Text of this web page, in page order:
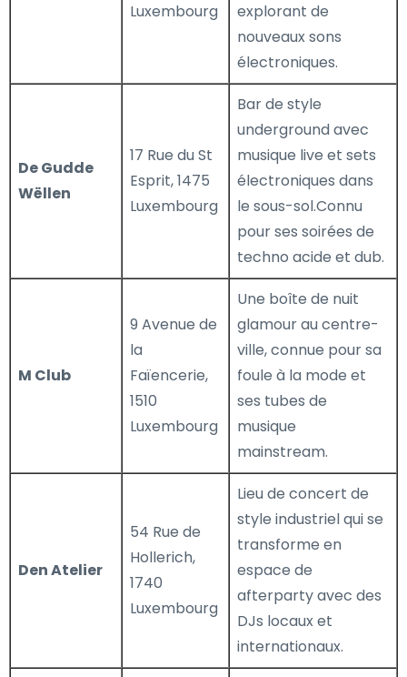
Luxembourg
explorant de
nouveaux sons
électroniques.
De Gudde
Wëllen
17 Rue du St
Esprit, 1475
Luxembourg
Bar de style
underground avec
musique live et sets
électroniques dans
le sous-sol.Connu
pour ses soirées de
techno acide et dub.
M Club
9 Avenue de
la
Faïencerie,
1510
Luxembourg
Une boîte de nuit
glamour au centre-
ville, connue pour sa
foule à la mode et
ses tubes de
musique
mainstream.
Den Atelier
54 Rue de
Hollerich,
1740
Luxembourg
Lieu de concert de
style industriel qui se
transforme en
espace de
afterparty avec des
DJs locaux et
internationaux.